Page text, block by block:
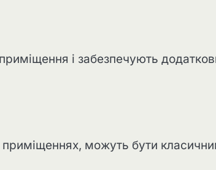
і забезпечують
можуть бути